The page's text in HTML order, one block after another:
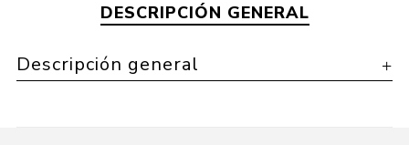
DESCRIPCIÓN GENERAL
Descripción general